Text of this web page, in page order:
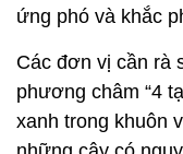
ứng phó và khắc
Các đơn vị cần rà
phương châm “4
xanh trong khuôn